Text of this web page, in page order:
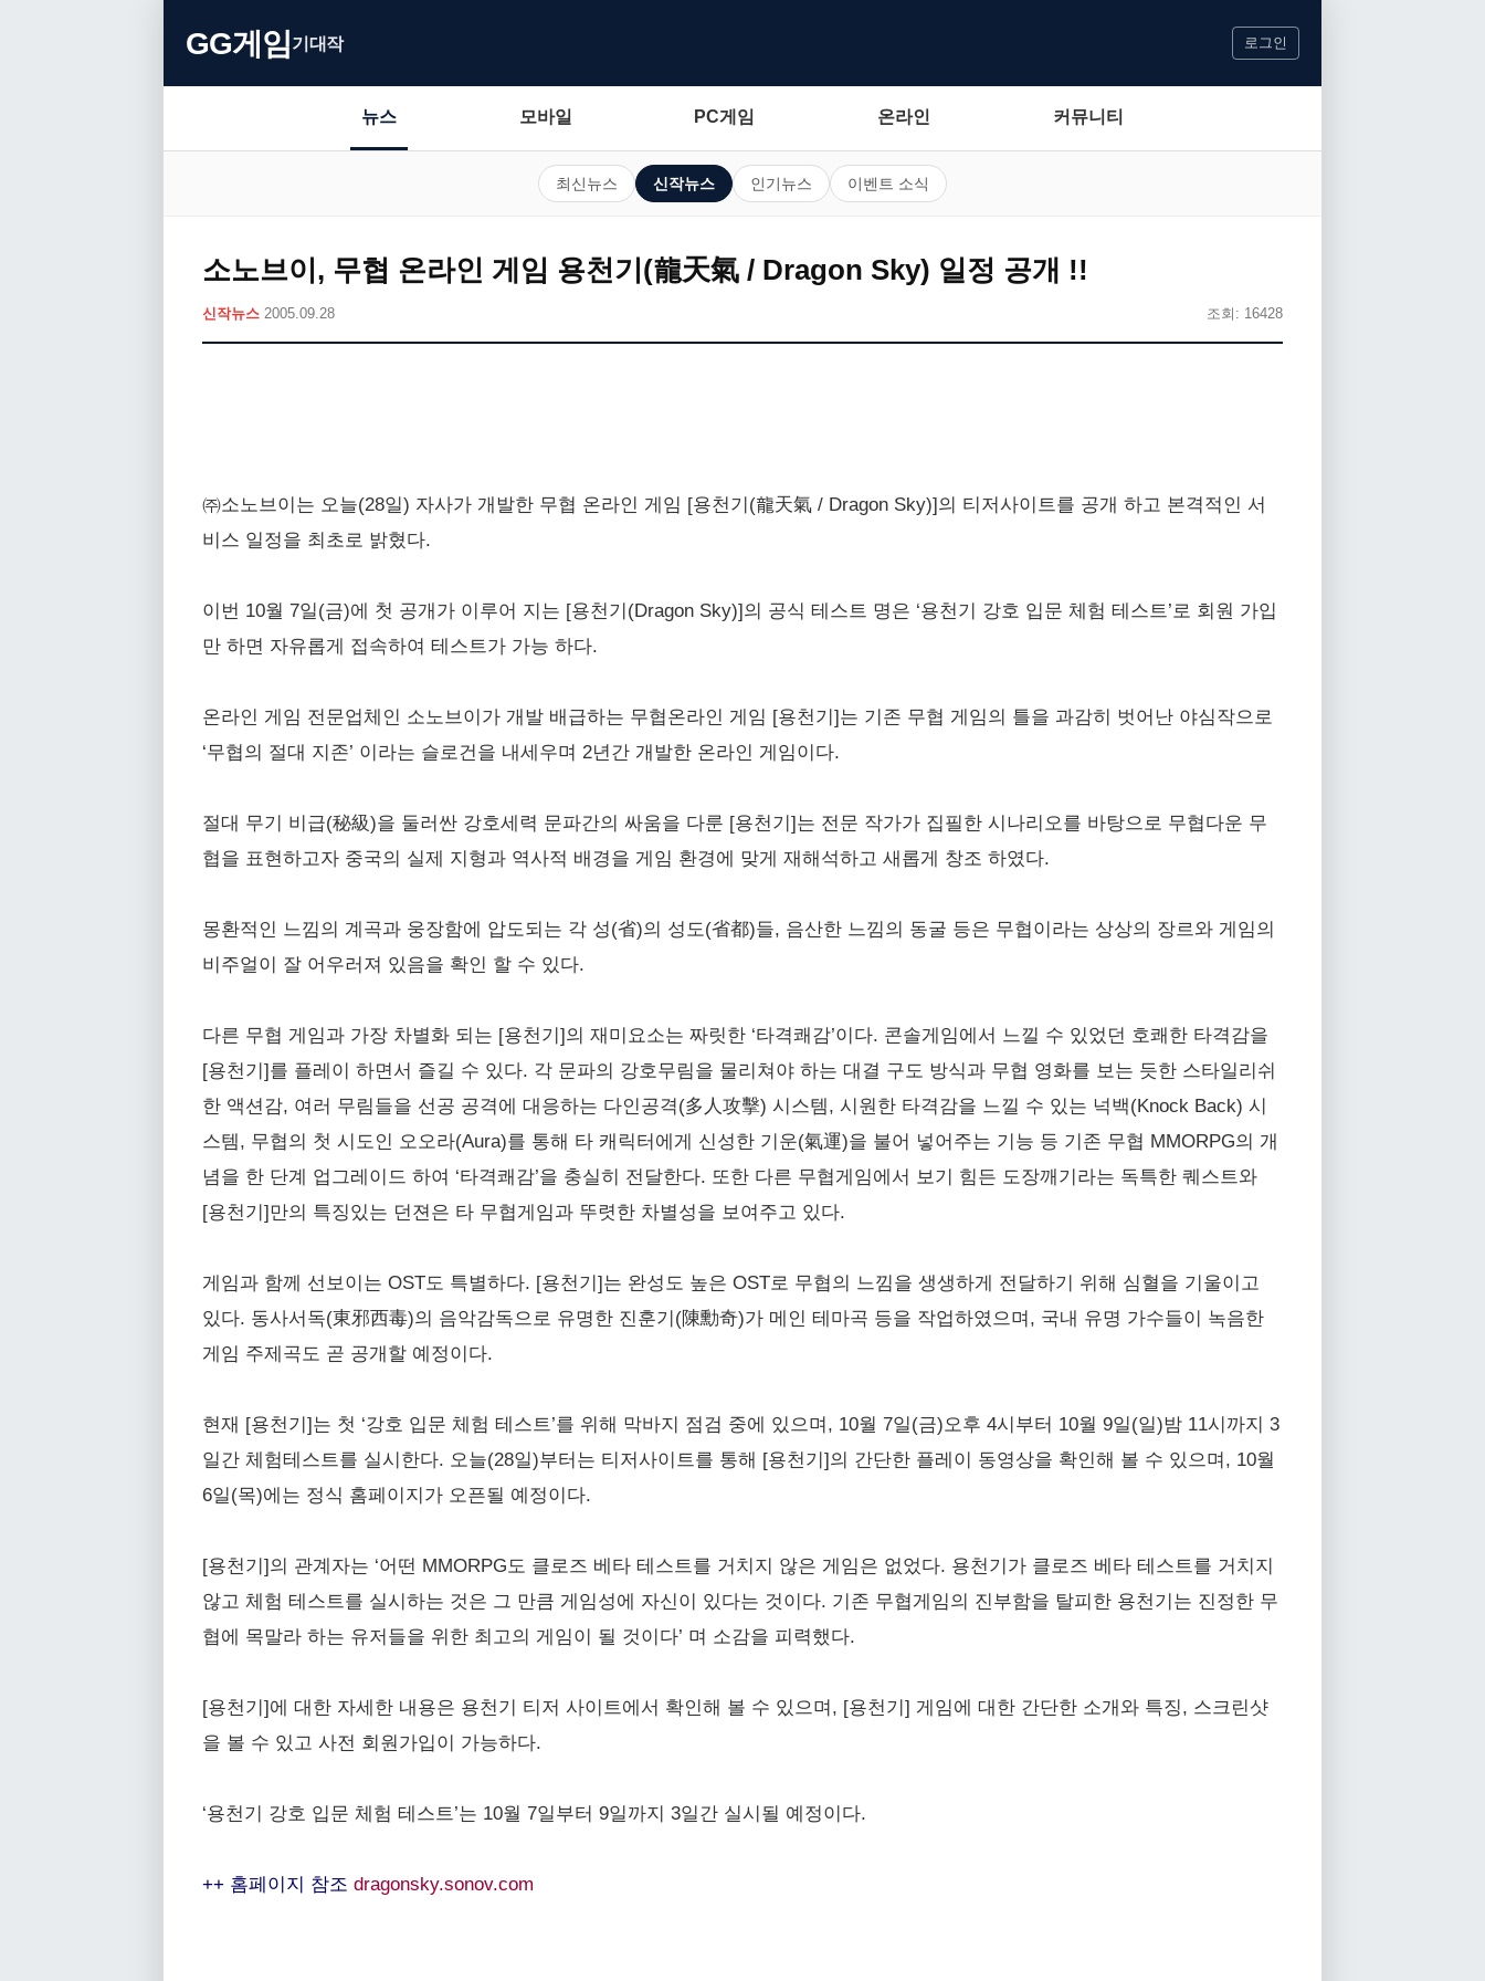
GG게임기대작 로그인
뉴스 모바일 PC게임 온라인 커뮤니티
최신뉴스 신작뉴스 인기뉴스 이벤트 소식
소노브이, 무협 온라인 게임 용천기(龍天氣 / Dragon Sky) 일정 공개 !!
신작뉴스 2005.09.28 조회: 16428
㈜소노브이는 오늘(28일) 자사가 개발한 무협 온라인 게임 [용천기(龍天氣 / Dragon Sky)]의 티저사이트를 공개 하고 본격적인 서
비스 일정을 최초로 밝혔다.
이번 10월 7일(금)에 첫 공개가 이루어 지는 [용천기(Dragon Sky)]의 공식 테스트 명은 ‘용천기 강호 입문 체험 테스트’로 회원 가입
만 하면 자유롭게 접속하여 테스트가 가능 하다.
온라인 게임 전문업체인 소노브이가 개발 배급하는 무협온라인 게임 [용천기]는 기존 무협 게임의 틀을 과감히 벗어난 야심작으로
‘무협의 절대 지존’ 이라는 슬로건을 내세우며 2년간 개발한 온라인 게임이다.
절대 무기 비급(秘級)을 둘러싼 강호세력 문파간의 싸움을 다룬 [용천기]는 전문 작가가 집필한 시나리오를 바탕으로 무협다운 무
협을 표현하고자 중국의 실제 지형과 역사적 배경을 게임 환경에 맞게 재해석하고 새롭게 창조 하였다.
몽환적인 느낌의 계곡과 웅장함에 압도되는 각 성(省)의 성도(省都)들, 음산한 느낌의 동굴 등은 무협이라는 상상의 장르와 게임의
비주얼이 잘 어우러져 있음을 확인 할 수 있다.
다른 무협 게임과 가장 차별화 되는 [용천기]의 재미요소는 짜릿한 ‘타격쾌감’이다. 콘솔게임에서 느낄 수 있었던 호쾌한 타격감을
[용천기]를 플레이 하면서 즐길 수 있다. 각 문파의 강호무림을 물리쳐야 하는 대결 구도 방식과 무협 영화를 보는 듯한 스타일리쉬
한 액션감, 여러 무림들을 선공 공격에 대응하는 다인공격(多人攻擊) 시스템, 시원한 타격감을 느낄 수 있는 넉백(Knock Back) 시
스템, 무협의 첫 시도인 오오라(Aura)를 통해 타 캐릭터에게 신성한 기운(氣運)을 불어 넣어주는 기능 등 기존 무협 MMORPG의 개
념을 한 단계 업그레이드 하여 ‘타격쾌감’을 충실히 전달한다. 또한 다른 무협게임에서 보기 힘든 도장깨기라는 독특한 퀘스트와
[용천기]만의 특징있는 던젼은 타 무협게임과 뚜렷한 차별성을 보여주고 있다.
게임과 함께 선보이는 OST도 특별하다. [용천기]는 완성도 높은 OST로 무협의 느낌을 생생하게 전달하기 위해 심혈을 기울이고
있다. 동사서독(東邪西毒)의 음악감독으로 유명한 진훈기(陳勳奇)가 메인 테마곡 등을 작업하였으며, 국내 유명 가수들이 녹음한
게임 주제곡도 곧 공개할 예정이다.
현재 [용천기]는 첫 ‘강호 입문 체험 테스트’를 위해 막바지 점검 중에 있으며, 10월 7일(금)오후 4시부터 10월 9일(일)밤 11시까지 3
일간 체험테스트를 실시한다. 오늘(28일)부터는 티저사이트를 통해 [용천기]의 간단한 플레이 동영상을 확인해 볼 수 있으며, 10월
6일(목)에는 정식 홈페이지가 오픈될 예정이다.
[용천기]의 관계자는 ‘어떤 MMORPG도 클로즈 베타 테스트를 거치지 않은 게임은 없었다. 용천기가 클로즈 베타 테스트를 거치지
않고 체험 테스트를 실시하는 것은 그 만큼 게임성에 자신이 있다는 것이다. 기존 무협게임의 진부함을 탈피한 용천기는 진정한 무
협에 목말라 하는 유저들을 위한 최고의 게임이 될 것이다’ 며 소감을 피력했다.
[용천기]에 대한 자세한 내용은 용천기 티저 사이트에서 확인해 볼 수 있으며, [용천기] 게임에 대한 간단한 소개와 특징, 스크린샷
을 볼 수 있고 사전 회원가입이 가능하다.
‘용천기 강호 입문 체험 테스트’는 10월 7일부터 9일까지 3일간 실시될 예정이다.
++ 홈페이지 참조 dragonsky.sonov.com